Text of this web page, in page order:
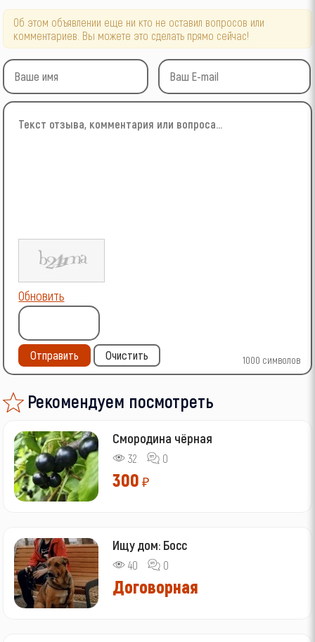
Об этом объявлении еще ни кто не оставил вопросов или
комментариев. Вы можете это сделать прямо сейчас!
1000 символов
Обновить
Отправить Очистить
Рекомендуем посмотреть
Смородина чёрная
32 0
300 ₽
Ищу дом: Босс
40 0
Договорная